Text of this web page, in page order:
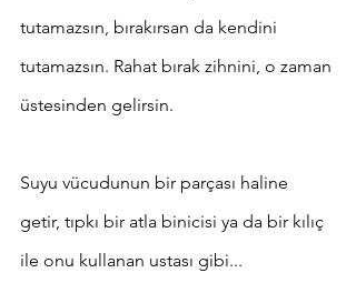
tutamazsın, bırakırsan da kendini
tutamazsın. Rahat bırak zihnini, o zaman
üstesinden gelirsin.
Suyu vücudunun bir parçası haline
getir, tıpkı bir atla binicisi ya da bir kılıç
ile onu kullanan ustası gibi...